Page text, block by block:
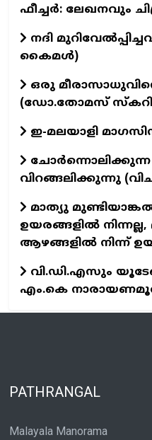
ഫീച്ചര്‍: ലേഖനവും
നദി
കൈമൾ)
ഒരു
(ഡോ.തോമസ്
ഇ-മലയാളി
വിറങ്ങലിക്കുന്നു
മാത്യു
ഉയരങ്ങളിൽ
ആഴങ്ങളിൽ നിന്ന്
വി.ഡി.എസും
എം.കെ
PATHRANGAL
Malayala Manorama